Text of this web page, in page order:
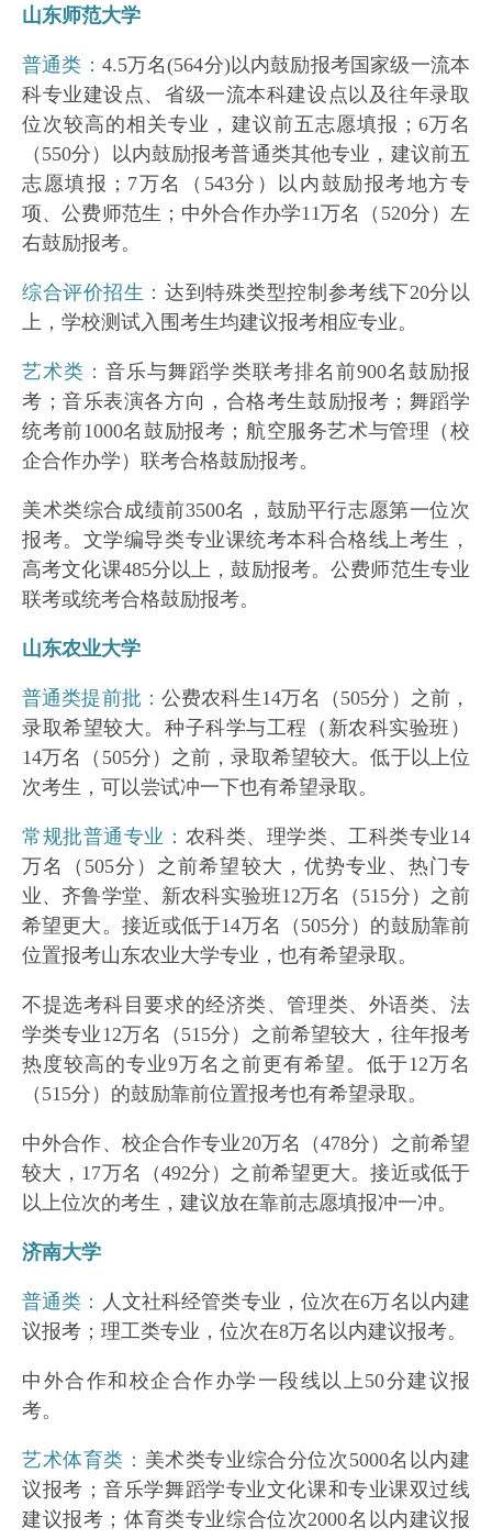
山东师范大学
普通类： 4.5万名(564分)以内鼓励报考国家级一流本
科专业建设点、省级一流本科建设点以及往年录取
位次较高的相关专业，建议前五志愿填报；6万名
（550分）以内鼓励报考普通类其他专业，建议前五
志愿填报；7万名（543分）以内鼓励报考地方专
项、公费师范生；中外合作办学11万名（520分）左
右鼓励报考。
综合评价招生： 达到特殊类型控制参考线下20分以
上，学校测试入围考生均建议报考相应专业。
艺术类：音乐与舞蹈学类联考排名前900名鼓励报
考；音乐表演各方向，合格考生鼓励报考；舞蹈学
统考前1000名鼓励报考；航空服务艺术与管理（校
企合作办学）联考合格鼓励报考。
美术类综合成绩前3500名，鼓励平行志愿第一位次
报考。文学编导类专业课统考本科合格线上考生，
高考文化课485分以上，鼓励报考。公费师范生专业
联考或统考合格鼓励报考。
山东农业大学
普通类提前批： 公费农科生14万名（505分）之前，
录取希望较大。种子科学与工程（新农科实验班）
14万名（505分）之前，录取希望较大。低于以上位
次考生，可以尝试冲一下也有希望录取。
常规批普通专业： 农科类、理学类、工科类专业14
万名（505分）之前希望较大，优势专业、热门专
业、齐鲁学堂、新农科实验班12万名（515分）之前
希望更大。接近或低于14万名（505分）的鼓励靠前
位置报考山东农业大学专业，也有希望录取。
不提选考科目要求的经济类、管理类、外语类、法
学类专业12万名（515分）之前希望较大，往年报考
热度较高的专业9万名之前更有希望。低于12万名
（515分）的鼓励靠前位置报考也有希望录取。
中外合作、校企合作专业20万名（478分）之前希望
较大，17万名（492分）之前希望更大。接近或低于
以上位次的考生，建议放在靠前志愿填报冲一冲。
济南大学
普通类： 人文社科经管类专业，位次在6万名以内建
议报考；理工类专业，位次在8万名以内建议报考。
中外合作和校企合作办学一段线以上50分建议报
考。
艺术体育类： 美术类专业综合分位次5000名以内建
议报考；音乐学舞蹈学专业文化课和专业课双过线
建议报考；体育类专业综合位次2000名以内建议报